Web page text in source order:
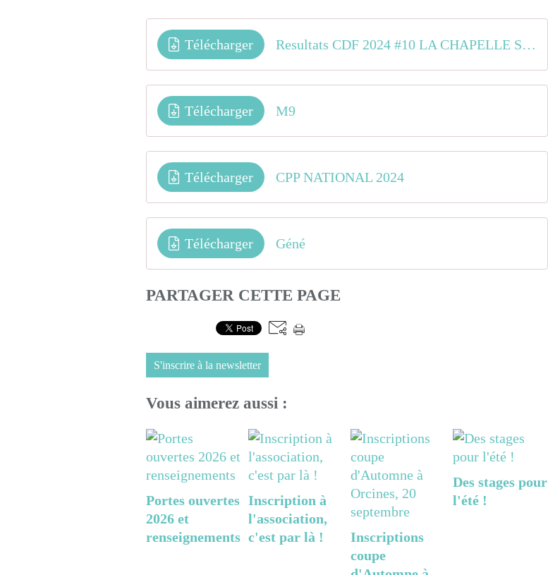
Télécharger Resultats CDF 2024 #10 LA CHAPELLE SAINT MESMIN
Télécharger M9
Télécharger CPP NATIONAL 2024
Télécharger Géné
PARTAGER CETTE PAGE
S'inscrire à la newsletter
Vous aimerez aussi :
Portes ouvertes
2026 et
renseignements
Inscription à
l'association,
c'est par là !
Inscriptions
coupe
Des stages pour
l'été !